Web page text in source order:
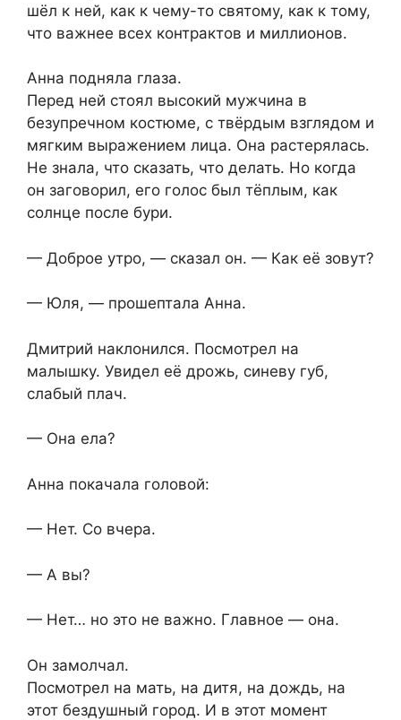
шёл к ней, как к чему-то святому, как к тому,
что важнее всех контрактов и миллионов.
Анна подняла глаза.
Перед ней стоял высокий мужчина в
безупречном костюме, с твёрдым взглядом и
мягким выражением лица. Она растерялась.
Не знала, что сказать, что делать. Но когда
он заговорил, его голос был тёплым, как
солнце после бури.
— Доброе утро, — сказал он. — Как её зовут?
— Юля, — прошептала Анна.
Дмитрий наклонился. Посмотрел на
малышку. Увидел её дрожь, синеву губ,
слабый плач.
— Она ела?
Анна покачала головой:
— Нет. Со вчера.
— А вы?
— Нет… но это не важно. Главное — она.
Он замолчал.
Посмотрел на мать, на дитя, на дождь, на
этот бездушный город. И в этот момент